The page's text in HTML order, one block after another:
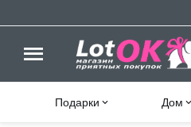
Подарки Дом